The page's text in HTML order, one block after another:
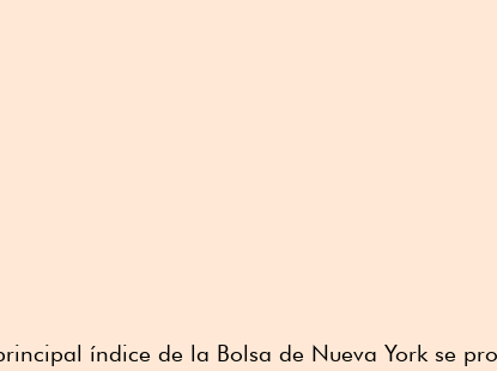
índice de la Bolsa de Nueva York se